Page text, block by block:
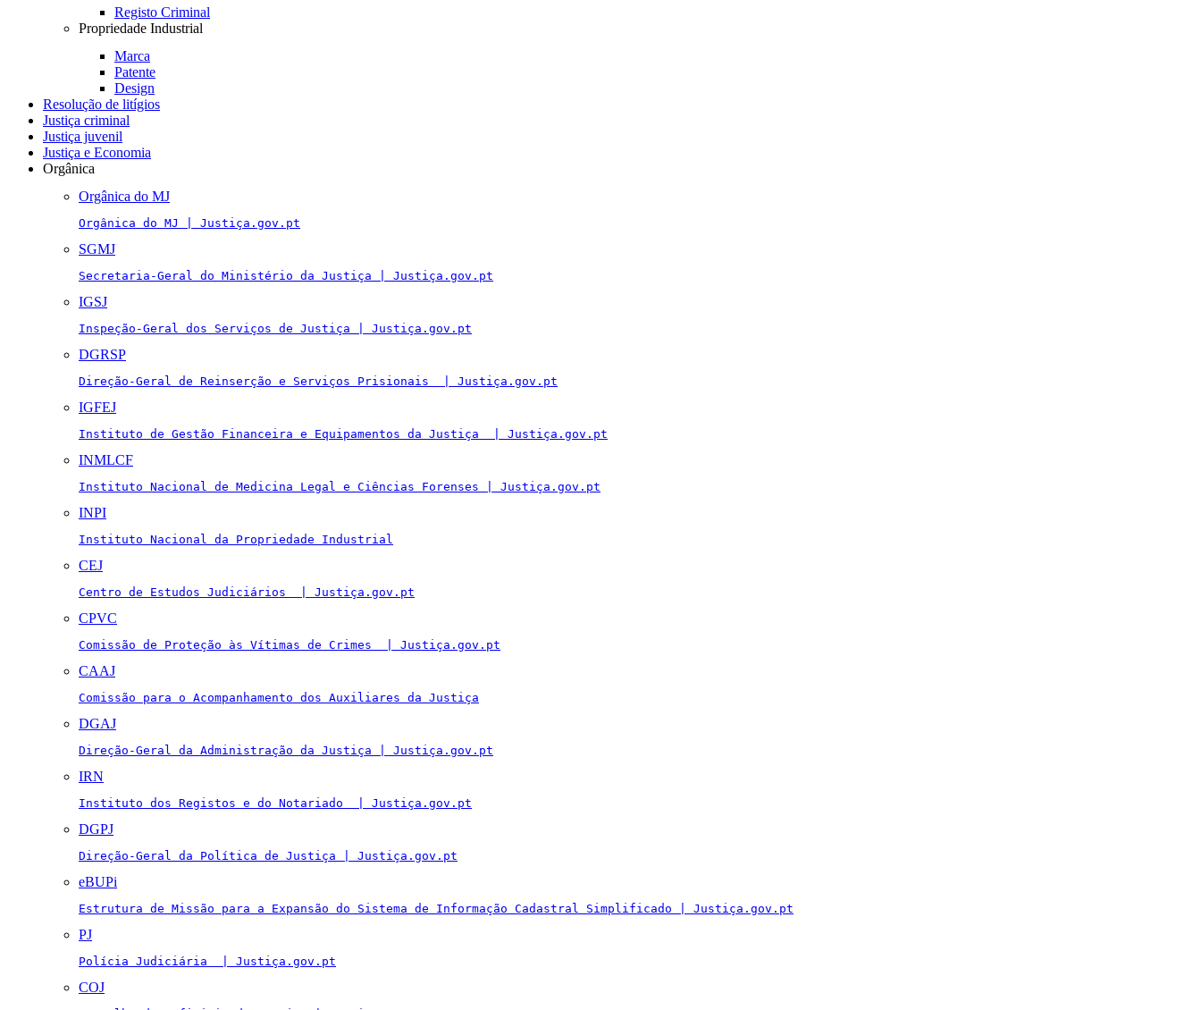
Registo Criminal
Propriedade Industrial
Marca
Patente
Design
Resolução de litígios
Justiça criminal
Justiça juvenil
Justiça e Economia
Orgânica
Orgânica do MJ
Orgânica do MJ | Justiça.gov.pt
SGMJ
Secretaria-Geral do Ministério da Justiça | Justiça.gov.pt
IGSJ
Inspeção-Geral dos Serviços de Justiça | Justiça.gov.pt
DGRSP
Direção-Geral de Reinserção e Serviços Prisionais  | Justiça.gov.pt
IGFEJ
Instituto de Gestão Financeira e Equipamentos da Justiça  | Justiça.gov.pt
INMLCF
Instituto Nacional de Medicina Legal e Ciências Forenses | Justiça.gov.pt
INPI
Instituto Nacional da Propriedade Industrial
CEJ
Centro de Estudos Judiciários  | Justiça.gov.pt
CPVC
Comissão de Proteção às Vítimas de Crimes  | Justiça.gov.pt
CAAJ
Comissão para o Acompanhamento dos Auxiliares da Justiça
DGAJ
Direção-Geral da Administração da Justiça | Justiça.gov.pt
IRN
Instituto dos Registos e do Notariado  | Justiça.gov.pt
DGPJ
Direção-Geral da Política de Justiça | Justiça.gov.pt
eBUPi
Estrutura de Missão para a Expansão do Sistema de Informação Cadastral Simplificado | Justiça.gov.pt
PJ
Polícia Judiciária  | Justiça.gov.pt
COJ